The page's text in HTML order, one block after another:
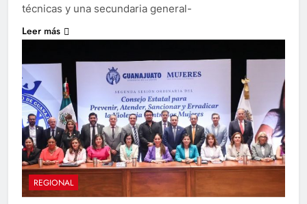
técnicas y una secundaria general-
Leer más
REGIONAL